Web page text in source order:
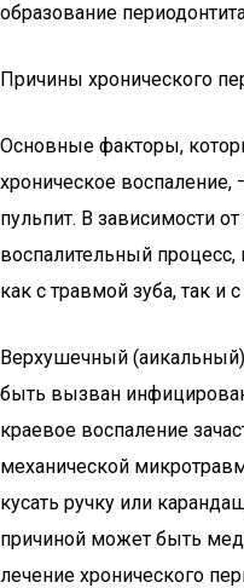
образование
Причины хронического
Основные факторы,
хроническое воспаление,
пульпит. В зависимости от
воспалительный
как с травмой зуба, так
Верхушечный
быть вызван
краевое воспаление
механической
кусать ручку или
причиной может быть
лечение хронического